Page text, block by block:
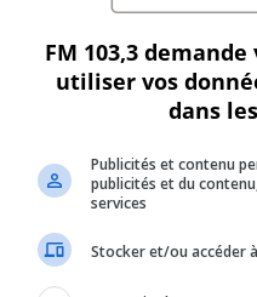
Vérificatrice générale
villes comparables est
en moins que ses
l’agglomération,
FM 103,3
utiliser vos
dans
Publicités et contenu
publicités et du
services
Stocker et/ou accéder